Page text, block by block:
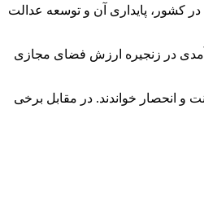
در کشور، پایداری آن و توسعه عدالت
در زنجیره ارزش فضای مجازی
رانت و انحصار خواندند. در مقابل برخی